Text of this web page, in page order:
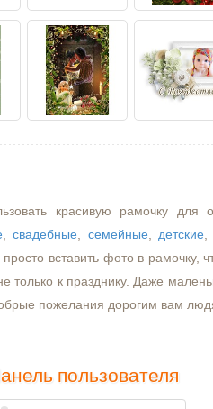
красивую рамочку для
,свадебные семейные детские
вставить фото в рамочку,
к празднику. Даже
пожелания дорогим вам
пользователя